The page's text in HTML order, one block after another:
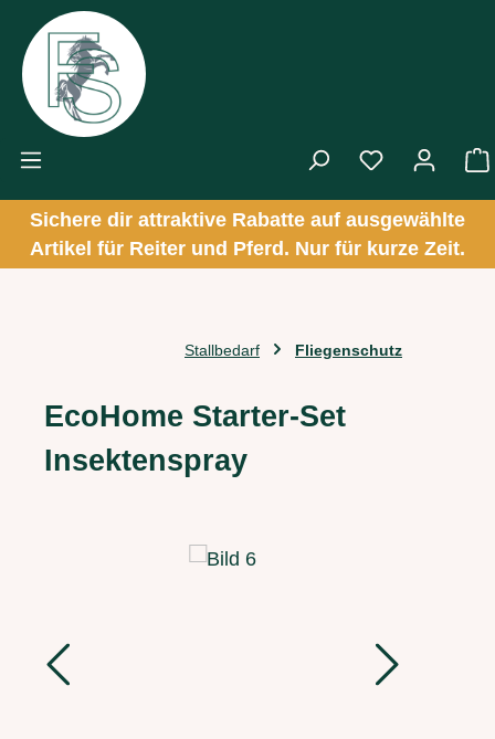
Zum Hauptinhalt springen
Sichere dir attraktive Rabatte auf ausgewählte
Artikel für Reiter und Pferd. Nur für kurze Zeit.
Stallbedarf Fliegenschutz
EcoHome Starter-Set
Insektenspray
Bildergalerie überspringen